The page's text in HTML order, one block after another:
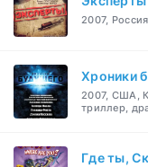
2007,
Хроники
2007, США,
триллер,
Где ты,